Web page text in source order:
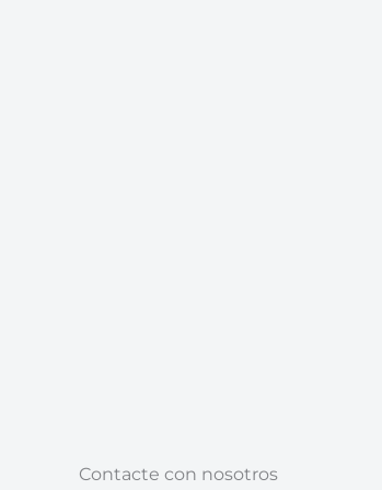
Contacte con nosotros